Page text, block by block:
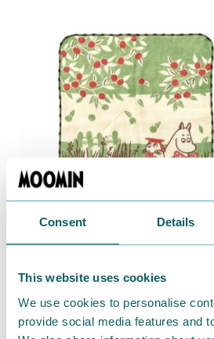
Consent Details
This website uses cookies
We use cookies to personalise
provide social media features and